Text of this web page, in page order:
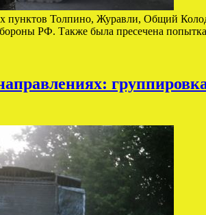
пунктов Толпино, Журавли, Общий
РФ. Также была пресечена